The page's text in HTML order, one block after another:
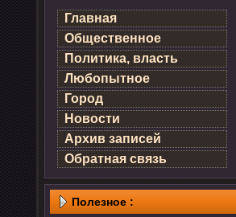
Главная
Общественное
Политика, власть
Любопытное
Город
Новости
Архив записей
Обратная связь
Полезнοе :